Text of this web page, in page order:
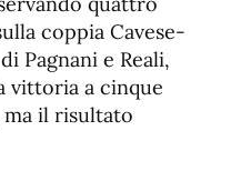
coppia Cavese-
Pagnani e Reali,
vittoria a cinque
il risultato